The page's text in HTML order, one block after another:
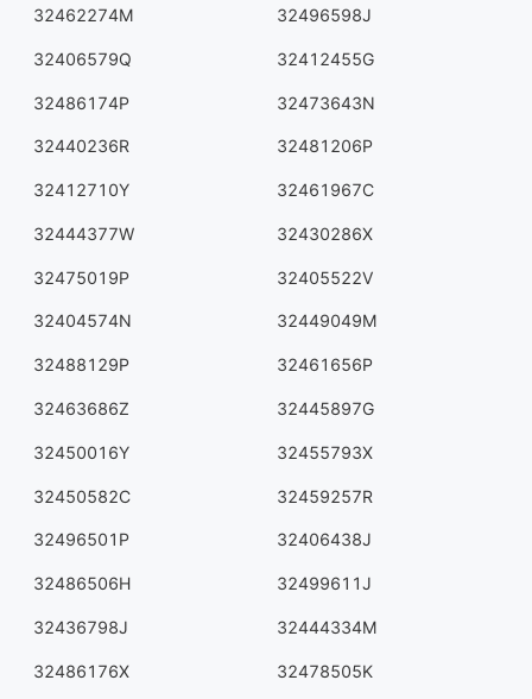
32462274M 32496598J
32406579Q 32412455G
32486174P 32473643N
32440236R 32481206P
32412710Y 32461967C
32444377W 32430286X
32475019P 32405522V
32404574N 32449049M
32488129P 32461656P
32463686Z 32445897G
32450016Y 32455793X
32450582C 32459257R
32496501P 32406438J
32486506H 32499611J
32436798J 32444334M
32486176X 32478505K